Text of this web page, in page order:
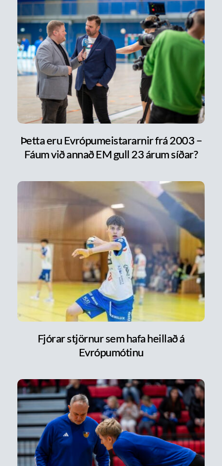
Þetta eru Evrópumeistararnir frá 2003 –
Fáum við annað EM gull 23 árum síðar?
Fjórar stjörnur sem hafa heillað á
Evrópumótinu